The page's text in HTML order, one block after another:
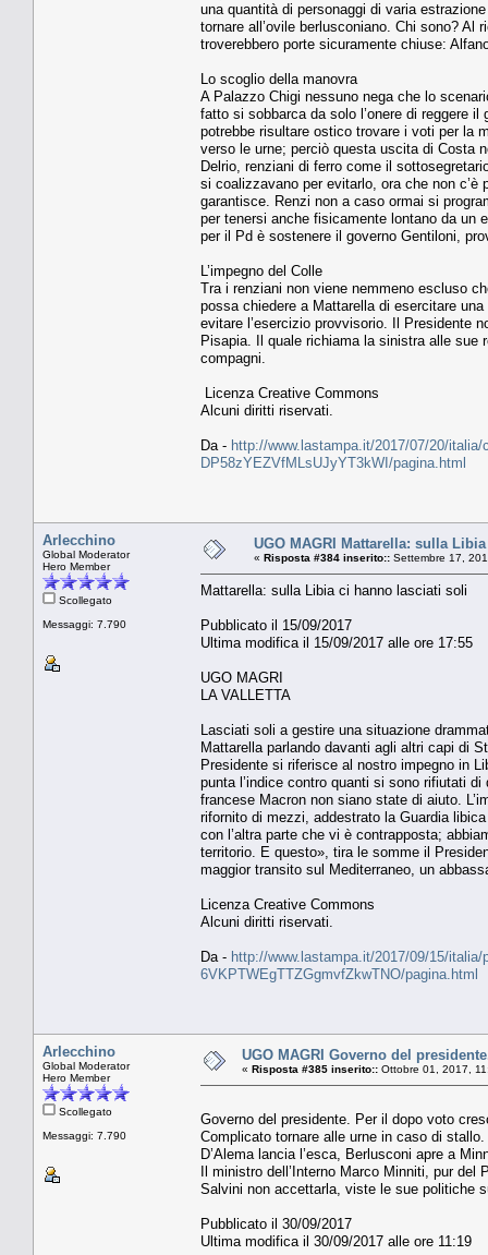
una quantità di personaggi di varia
tornare all’ovile berlusconiano. Chi sono?
troverebbero porte sicuramente chiuse:
Lo scoglio della manovra
A Palazzo Chigi nessuno nega che lo
fatto si sobbarca da solo l’onere di reggere
potrebbe risultare ostico trovare i voti per la
verso le urne; perciò questa uscita di Costa
Delrio, renziani di ferro come il
si coalizzavano per evitarlo, ora che non
garantisce. Renzi non a caso ormai si
per tenersi anche fisicamente lontano da un
per il Pd è sostenere il governo Gentiloni,
L’impegno del Colle
Tra i renziani non viene nemmeno escluso
possa chiedere a Mattarella di esercitare
evitare l’esercizio provvisorio. Il Presidente
Pisapia. Il quale richiama la sinistra alle sue
compagni.
Licenza Creative Commons
Alcuni diritti riservati.
Da - http://www.lastampa.it/2017/07/20/
DP58zYEZVfMLsUJyYT3kWI/pagina.html
Arlecchino
Global Moderator
Hero Member
Scollegato
Messaggi: 7.790
UGO MAGRI Mattarella: sulla
« Risposta #384 inserito:: Settembre 17,
Mattarella: sulla Libia ci hanno lasciati soli
Pubblicato il 15/09/2017
Ultima modifica il 15/09/2017 alle ore 17:55
UGO MAGRI
LA VALLETTA
Lasciati soli a gestire una situazione
Mattarella parlando davanti agli altri capi di
Presidente si riferisce al nostro impegno in
punta l’indice contro quanti si sono rifiutati
francese Macron non siano state di aiuto.
rifornito di mezzi, addestrato la Guardia
con l’altra parte che vi è contrapposta;
territorio. E questo», tira le somme il
maggior transito sul Mediterraneo, un
Licenza Creative Commons
Alcuni diritti riservati.
Da - http://www.lastampa.it/2017/09/15/
6VKPTWEgTTZGgmvfZkwTNO/pagina.html
Arlecchino
Global Moderator
Hero Member
Scollegato
Messaggi: 7.790
UGO MAGRI Governo del
« Risposta #385 inserito:: Ottobre 01, 2017,
Governo del presidente. Per il dopo voto
Complicato tornare alle urne in caso di stallo.
D’Alema lancia l’esca, Berlusconi apre a
Il ministro dell’Interno Marco Minniti, pur del
Salvini non accettarla, viste le sue politiche
Pubblicato il 30/09/2017
Ultima modifica il 30/09/2017 alle ore 11:19